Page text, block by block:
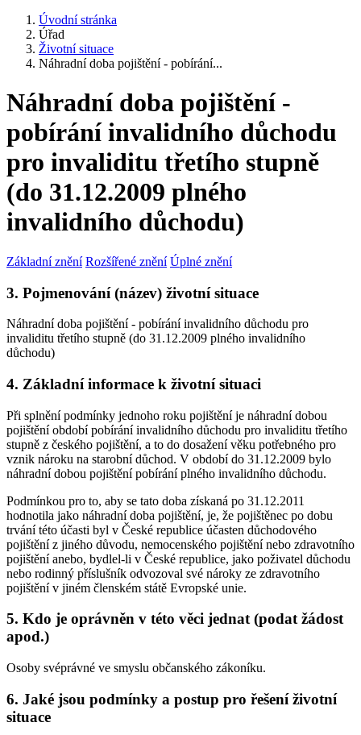
Úvodní stránka
Úřad
Životní situace
Náhradní doba pojištění - pobírání...
Náhradní doba pojištění -
pobírání invalidního důchodu
pro invaliditu třetího stupně
(do 31.12.2009 plného
invalidního důchodu)
Základní znění Rozšířené znění Úplné znění
3. Pojmenování (název) životní situace
Náhradní doba pojištění - pobírání invalidního důchodu pro
invaliditu třetího stupně (do 31.12.2009 plného invalidního
důchodu)
4. Základní informace k životní situaci
Při splnění podmínky jednoho roku pojištění je náhradní dobou
pojištění období pobírání invalidního důchodu pro invaliditu třetího
stupně z českého pojištění, a to do dosažení věku potřebného pro
vznik nároku na starobní důchod. V období do 31.12.2009 bylo
náhradní dobou pojištění pobírání plného invalidního důchodu.
Podmínkou pro to, aby se tato doba získaná po 31.12.2011
hodnotila jako náhradní doba pojištění, je, že pojištěnec po dobu
trvání této účasti byl v České republice účasten důchodového
pojištění z jiného důvodu, nemocenského pojištění nebo zdravotního
pojištění anebo, bydlel-li v České republice, jako poživatel důchodu
nebo rodinný příslušník odvozoval své nároky ze zdravotního
pojištění v jiném členském státě Evropské unie.
5. Kdo je oprávněn v této věci jednat (podat žádost
apod.)
Osoby svéprávné ve smyslu občanského zákoníku.
6. Jaké jsou podmínky a postup pro řešení životní
situace